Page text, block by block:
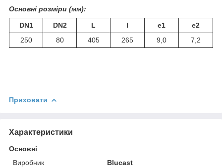
Основні розміри (мм):
DN1 DN2 L l e1
e2
250
80 405 265 9,0 7,2
Приховати
Характеристики
Основні
Виробник
Blucast